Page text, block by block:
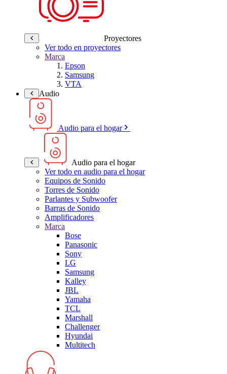
Proyectores
Ver todo en proyectores
Marca
Epson
Samsung
VTA
Audio
Audio para el hogar
Audio para el hogar
Ver todo en audio para el hogar
Equipos de Sonido
Torres de Sonido
Parlantes y Subwoofer
Barras de Sonido
Amplificadores
Marca
Bose
Panasonic
Sony
LG
Samsung
Kalley
JBL
Yamaha
TCL
Marshall
Challenger
Hyundai
Multitech